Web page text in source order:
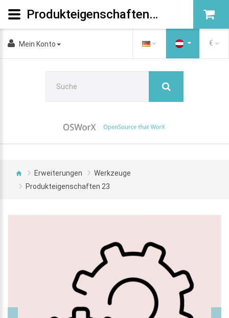
Mein Konto €
Erweiterungen
Werkzeuge
Produkteigenschaften 23
Produkteigenschaften 23